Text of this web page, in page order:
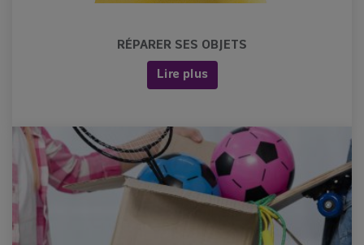
RÉPARER SES OBJETS
Lire plus